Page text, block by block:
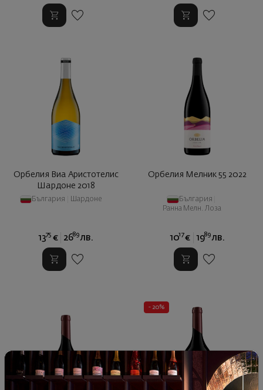
Орбелия Виа Аристотелис
Шардоне 2018
България Шардоне
1375 € 2689 лв.
Орбелия Мелник 55 2022
България
Ранна Мелн. Лоза
1017 € 1989 лв.
- 20%